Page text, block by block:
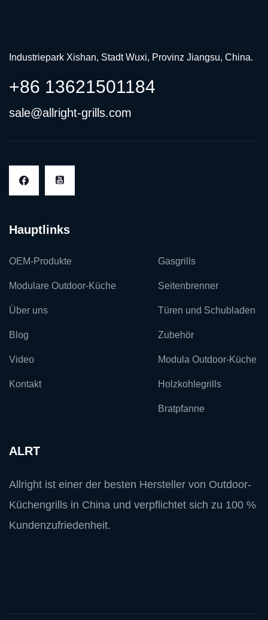
Industriepark Xishan, Stadt Wuxi, Provinz Jiangsu, China.
+86 13621501184
sale@allright-grills.com
Hauptlinks
OEM-Produkte
Modulare Outdoor-Küche
Über uns
Blog
Video
Kontakt
Gasgrills
Seitenbrenner
Türen und Schubladen
Zubehör
Modula Outdoor-Küche
Holzkohlegrills
Bratpfanne
ALRT
Allright ist einer der besten Hersteller von Outdoor-
Küchengrills in China und verpflichtet sich zu 100 %
Kundenzufriedenheit.